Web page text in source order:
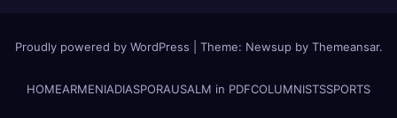
Proudly powered by WordPress Theme: Newsup by Themeansar.
HOMEARMENIADIASPORAUSALM in PDFCOLUMNISTSSPORTS